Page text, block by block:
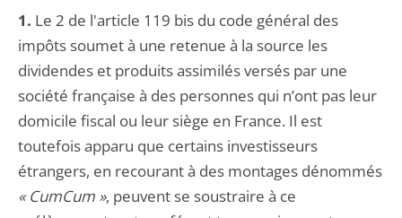
1. Le 2 de l'article 119 bis du code général des
impôts soumet à une retenue à la source les
dividendes et produits assimilés versés par une
société française à des personnes qui n’ont pas leur
domicile fiscal ou leur siège en France. Il est
toutefois apparu que certains investisseurs
étrangers, en recourant à des montages dénommés
« CumCum », peuvent se soustraire à ce